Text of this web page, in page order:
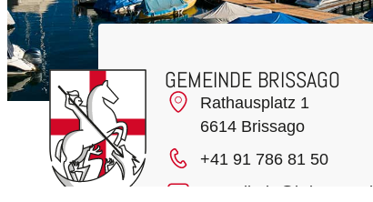
GEMEINDE BRISSAGO
Rathausplatz 1
6614 Brissago
+41 91 786 81 50
cancelleria@brissago.ch